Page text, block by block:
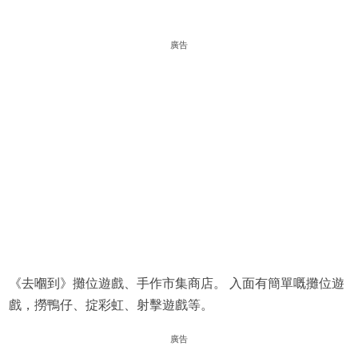
廣告
《去嗰到》攤位遊戲、手作市集商店。 入面有簡單嘅攤位遊
戲，撈鴨仔、掟彩虹、射擊遊戲等。
廣告